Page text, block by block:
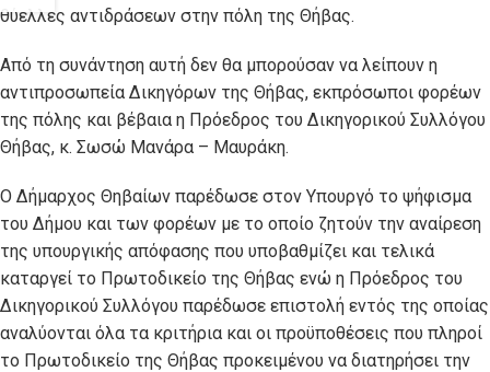
θύελλες αντιδράσεων στην πόλη της Θήβας.
Από τη συνάντηση αυτή δεν θα μπορούσαν να λείπουν η
αντιπροσωπεία Δικηγόρων της Θήβας, εκπρόσωποι φορέων
της πόλης και βέβαια η Πρόεδρος του Δικηγορικού Συλλόγου
Θήβας, κ. Σωσώ Μανάρα – Μαυράκη.
Ο Δήμαρχος Θηβαίων παρέδωσε στον Υπουργό το ψήφισμα
του Δήμου και των φορέων με το οποίο ζητούν την αναίρεση
της υπουργικής απόφασης που υποβαθμίζει και τελικά
καταργεί το Πρωτοδικείο της Θήβας ενώ η Πρόεδρος του
Δικηγορικού Συλλόγου παρέδωσε επιστολή εντός της οποίας
αναλύονται όλα τα κριτήρια και οι προϋποθέσεις που πληροί
το Πρωτοδικείο της Θήβας προκειμένου να διατηρήσει την